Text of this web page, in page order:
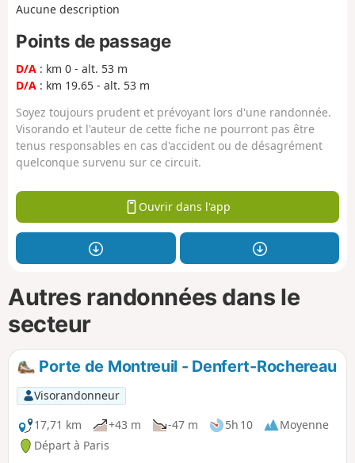
Aucune description
Points de passage
D/A : km 0 - alt. 53 m
D/A : km 19.65 - alt. 53 m
Soyez toujours prudent et prévoyant lors d'une randonnée.
Visorando et l'auteur de cette fiche ne pourront pas être
tenus responsables en cas d'accident ou de désagrément
quelconque survenu sur ce circuit.
Ouvrir dans l'app
Autres randonnées dans le
secteur
Porte de Montreuil - Denfert-Rochereau
Visorandonneur
17,71 km
+43 m -47 m 5h 10
Moyenne
Départ à Paris